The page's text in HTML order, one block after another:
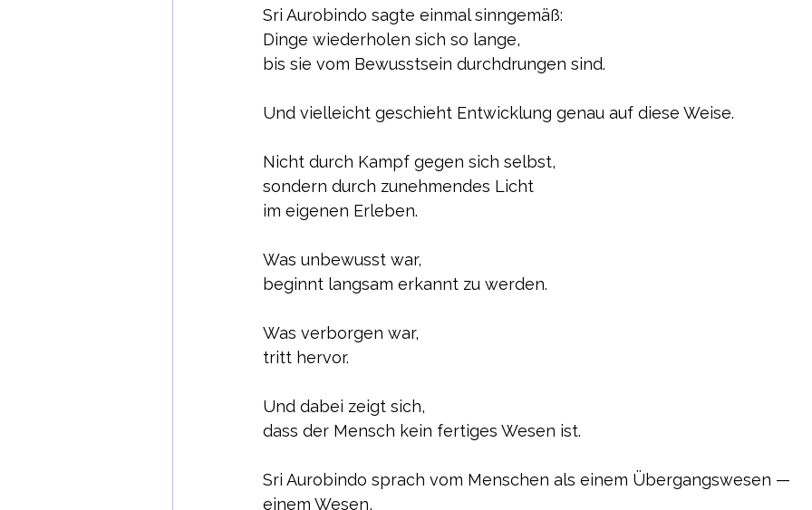
Sri Aurobindo sagte einmal sinngemäß:
Dinge wiederholen sich so lange,
bis sie vom Bewusstsein durchdrungen sind.
Und vielleicht geschieht Entwicklung genau auf diese Weise.
Nicht durch Kampf gegen sich selbst,
sondern durch zunehmendes Licht
im eigenen Erleben.
Was unbewusst war,
beginnt langsam erkannt zu werden.
Was verborgen war,
tritt hervor.
Und dabei zeigt sich,
dass der Mensch kein fertiges Wesen ist.
Sri Aurobindo sprach vom Menschen als einem Übergangswesen —
einem Wesen,